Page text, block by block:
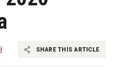
SHARE THIS ARTICLE